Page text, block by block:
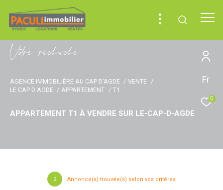
Fr
0
Vore recece
AGENCE IMMOBILIÈRE AU CAP D'AGDE
VENTE
LE CAP D AGDE
APPARTEMENT T1
APPARTEMENT T1 À VENDRE SUR LE-CAP-D-AGDE
2 Annonce(s) trouvée(s) selon vos critères